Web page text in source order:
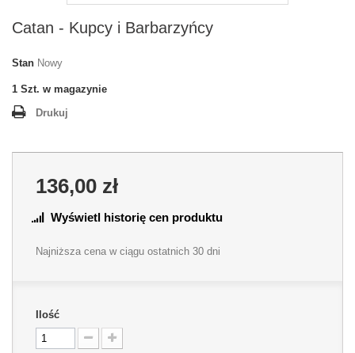
Catan - Kupcy i Barbarzyńcy
Stan Nowy
1 Szt. w magazynie
Drukuj
136,00 zł
Wyświetl historię cen produktu
Najniższa cena w ciągu ostatnich 30 dni
Ilość